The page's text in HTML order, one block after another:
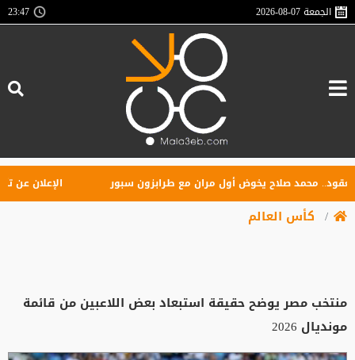
الجمعة2026-08-07
23:47
محمد صلاح يخوض أول مران مع طرابزون سبور الإعلان عن تأسيس
كأس العالم
منتخب مصر يوضح حقيقة استبعاد بعض اللاعبين من قائمة
مونديال 2026